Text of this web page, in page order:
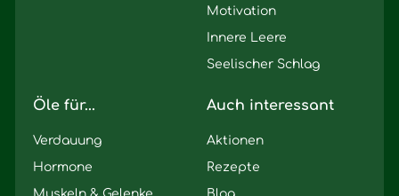
Motivation
Innere Leere
Seelischer Schlag
Öle für...
Verdauung
Hormone
Auch interessant
Aktionen
Rezepte